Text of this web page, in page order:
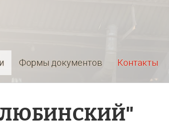
Формы документов Контакты
ЛЮБИНСКИЙ"